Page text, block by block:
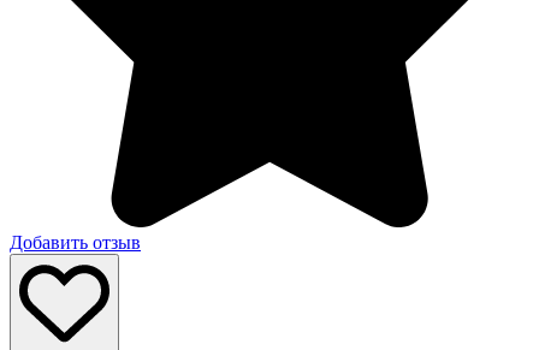
Добавить отзыв